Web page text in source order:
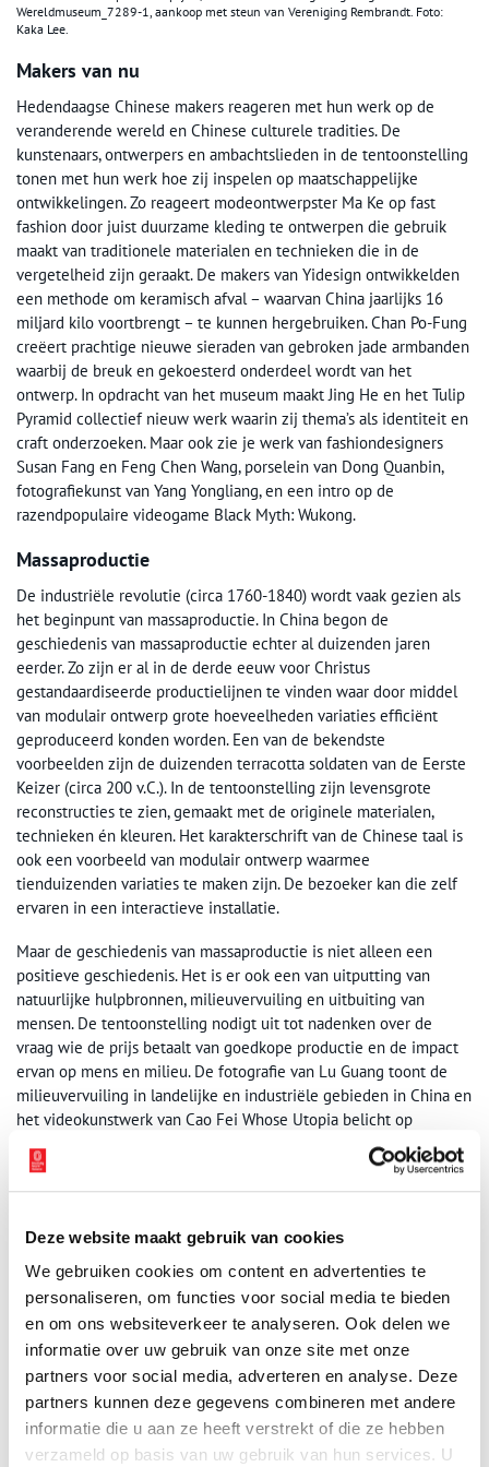
Deze website maakt gebruik van cookies
We gebruiken cookies om content en advertenties te
personaliseren, om functies voor social media te bieden
en om ons websiteverkeer te analyseren. Ook delen we
informatie over uw gebruik van onze site met onze
partners voor social media, adverteren en analyse. Deze
partners kunnen deze gegevens combineren met andere
informatie die u aan ze heeft verstrekt of die ze hebben
verzameld op basis van uw gebruik van hun services. U
Wereldmuseum_7289-1, aankoop met steun van Vereniging Rembrandt. Foto:
Kaka Lee.
Makers van nu
Hedendaagse Chinese makers reageren met hun werk op de
veranderende wereld en Chinese culturele tradities. De
kunstenaars, ontwerpers en ambachtslieden in de tentoonstelling
tonen met hun werk hoe zij inspelen op maatschappelijke
ontwikkelingen. Zo reageert modeontwerpster Ma Ke op fast
fashion door juist duurzame kleding te ontwerpen die gebruik
maakt van traditionele materialen en technieken die in de
vergetelheid zijn geraakt. De makers van Yidesign ontwikkelden
een methode om keramisch afval – waarvan China jaarlijks 16
miljard kilo voortbrengt – te kunnen hergebruiken. Chan Po-Fung
creëert prachtige nieuwe sieraden van gebroken jade armbanden
waarbij de breuk en gekoesterd onderdeel wordt van het
ontwerp. In opdracht van het museum maakt Jing He en het Tulip
Pyramid collectief nieuw werk waarin zij thema’s als identiteit en
craft onderzoeken. Maar ook zie je werk van fashiondesigners
Susan Fang en Feng Chen Wang, porselein van Dong Quanbin,
fotografiekunst van Yang Yongliang, en een intro op de
razendpopulaire videogame Black Myth: Wukong.
Massaproductie
De industriële revolutie (circa 1760-1840) wordt vaak gezien als
het beginpunt van massaproductie. In China begon de
geschiedenis van massaproductie echter al duizenden jaren
eerder. Zo zijn er al in de derde eeuw voor Christus
gestandaardiseerde productielijnen te vinden waar door middel
van modulair ontwerp grote hoeveelheden variaties efficiënt
geproduceerd konden worden. Een van de bekendste
voorbeelden zijn de duizenden terracotta soldaten van de Eerste
Keizer (circa 200 v.C.). In de tentoonstelling zijn levensgrote
reconstructies te zien, gemaakt met de originele materialen,
technieken én kleuren. Het karakterschrift van de Chinese taal is
ook een voorbeeld van modulair ontwerp waarmee
tienduizenden variaties te maken zijn. De bezoeker kan die zelf
ervaren in een interactieve installatie.
Maar de geschiedenis van massaproductie is niet alleen een
positieve geschiedenis. Het is er ook een van uitputting van
natuurlijke hulpbronnen, milieuvervuiling en uitbuiting van
mensen. De tentoonstelling nodigt uit tot nadenken over de
vraag wie de prijs betaalt van goedkope productie en de impact
ervan op mens en milieu. De fotografie van Lu Guang toont de
milieuvervuiling in landelijke en industriële gebieden in China en
het videokunstwerk van Cao Fei Whose Utopia belicht op
poëtische wijze de menselijke arbeidskracht achter een van de
grootste fabrikanten van lampen ter wereld. Poëzie van
migrantenarbeiders verhaalt over werkomstandigheden en een
dorp waar tegenwoordig het gros van ’s werelds kerstversiering
wordt gemaakt.